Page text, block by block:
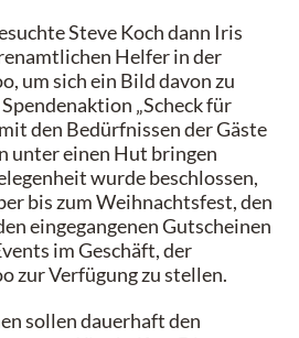
Steve Koch dann Iris
Helfer in der
um sich ein Bild davon zu
„Scheck für
den Bedürfnissen der Gäste
unter einen Hut bringen
wurde beschlossen,
bis zum Weihnachtsfest, den
eingegangenen Gutscheinen
im Geschäft, der
zur Verfügung zu stellen.
sollen dauerhaft den